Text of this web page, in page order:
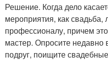
Решение. Когда дело
мероприятия, как
профессионалу, причем
мастер. Опросите
подруг, поищите